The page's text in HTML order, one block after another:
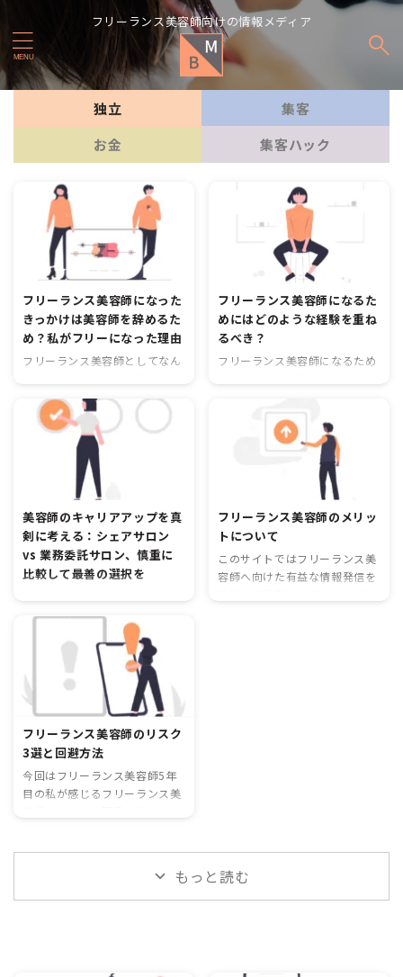
フリーランス美容師向けの情報メディア
独立
集客
お金
集客ハック
フリーランス美容師になった
きっかけは美容師を辞めるた
め？私がフリーになった理由
フリーランス美容師としてなん
ですが、そもそもフリーランス
美容師になることになったきっ
かけは、独立のためなど煌めい
た理由ではなく結果的にフリー
ランス美容師としてやるしかな
くなったというのが理由になり
ます。 美容師やめて別の仕事探
しを始めた28歳 美容師やめよ
うかと思ったのは28歳の時。当
時いたサロンで独立やら結婚や
らで次々にスタッフがやめてし
なってしまうのか。この店やば
いかもな。。でも、ほかのサロ
ン行って一から始めるのもなん
か ...
フリーランス美容師になるた
めにはどのような経験を重ね
るべき？
フリーランス美容師になるため
足してもらうためには高い技術
力が求められます。しかし、そ
れだけではなく、フリーランス
として独立するためにはサロン
経験も重要です。サロン経験を
積むことで、お客様のニーズに
応える力が身に付き、自身の技
術の基礎となる部分ができま
す。今回の記事では、具体的に
どのような経験が必要なのか、
美容師のキャリアアップを真
剣に考える：シェアサロン
vs 業務委託サロン、慎重に
比較して最善の選択を
託サロンか？自分に合った選び
キャリアアップには働き方やサ
ロン選びはしっかりと考えるこ
とが重要ですので、本記事を参
考により良い美容師人生を選択
していってください。
フリーランス美容師のメリッ
トについて
このサイトではフリーランス美
容師へ向けた有益な情報発信を
フリーランス美容師のリスク
3選と回避方法
今回はフリーランス美容師5年
目の私が感じるフリーランス美
ロンや面貸しサロンを利用し、
自身のお客様を呼びサロンワー
フリーランス美容師のリスク3
もっと読む